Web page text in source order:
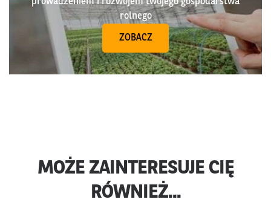
rolnego
ZOBACZ
MOŻE ZAINTERESUJE CIĘ
RÓWNIEŻ...